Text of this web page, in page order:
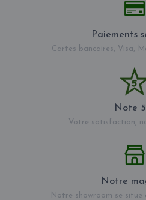
Paiements
Cartes bancaires, Visa,
Note
Votre satisfaction,
Notre
Notre showroom se situe